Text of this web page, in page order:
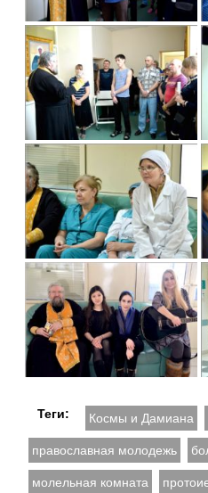
Теги: Космы и Дамиана
православная молодежь
молельная комната